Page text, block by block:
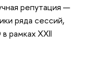
репутация —
ряда сессий,
рамках XXII